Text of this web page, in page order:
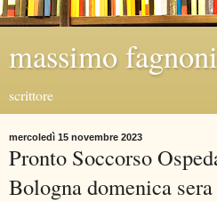
massimo fagnoni
scrittore
mercoledì 15 novembre 2023
Pronto Soccorso
Bologna domenica sera